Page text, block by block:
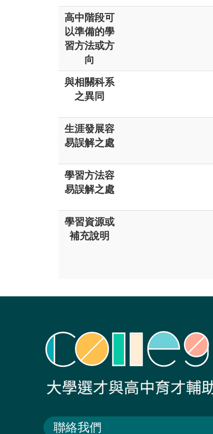
高中階段可
以準備的學
習方法或方
向
與相關科系
之異同
生涯發展容
易誤解之處
學習方法容
易誤解之處
學習資源或
補充說明
聯絡我們